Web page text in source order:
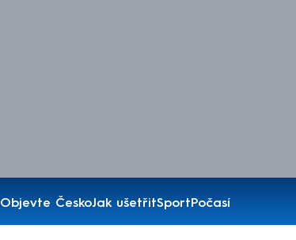
Objevte ČeskoJak ušetřitSportPočasí